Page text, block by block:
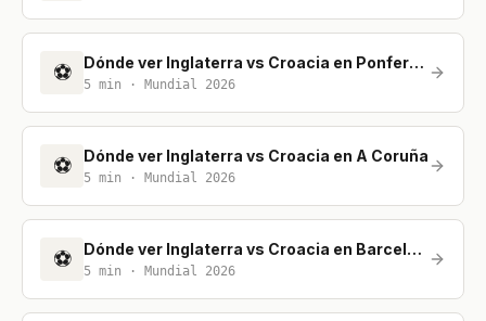
⚽ Dónde ver Inglaterra vs Croacia en Ponferrada
5 min · Mundial 2026
⚽ Dónde ver Inglaterra vs Croacia en A Coruña
5 min · Mundial 2026
⚽ Dónde ver Inglaterra vs Croacia en Barcelona
5 min · Mundial 2026